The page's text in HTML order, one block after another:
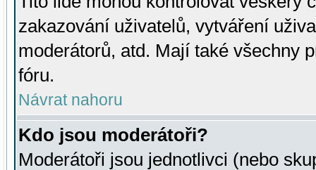
zakazování uživatelů, vytváření
moderátorů, atd. Mají také všechny
fóru.
Návrat nahoru
Kdo jsou moderátoři?
Moderátoři jsou jednotlivci (nebo